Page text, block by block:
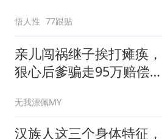
悟人性 77跟贴
亲儿闯祸继子挨打瘫痪，
狠心后爹骗走95万赔偿金
无我漂佩MY
汉族人这三个身体特征，